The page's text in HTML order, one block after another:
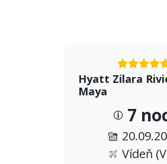
Hyatt Zilara
Maya
7
Vídeň